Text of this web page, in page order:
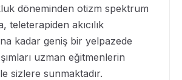
döneminden otizm spektrum
teleterapiden akıcılık
kadar geniş bir yelpazede
uzman eğitmenlerin
sizlere sunmaktadır.